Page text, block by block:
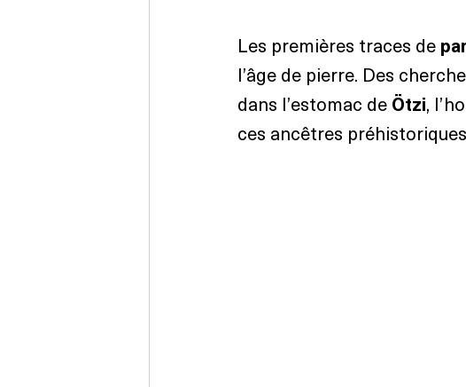
Les premières traces de
l’âge de pierre. Des
dans l’estomac de Ötzi,
ces ancêtres